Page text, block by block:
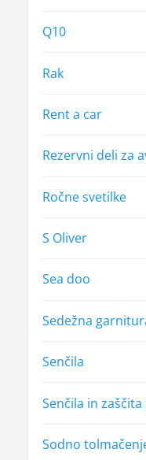
Q10
Rak
Rent a car
Rezervni deli za
Ročne svetilke
S Oliver
Sea doo
Sedežna
Senčila
Senčila in
Sodno